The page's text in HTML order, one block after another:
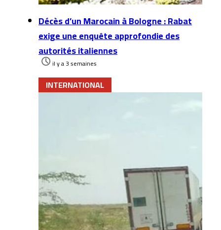
Décès d’un Marocain à Bologne : Rabat
exige une enquête approfondie des
autorités italiennes
il y a 3 semaines
INTERNATIONAL